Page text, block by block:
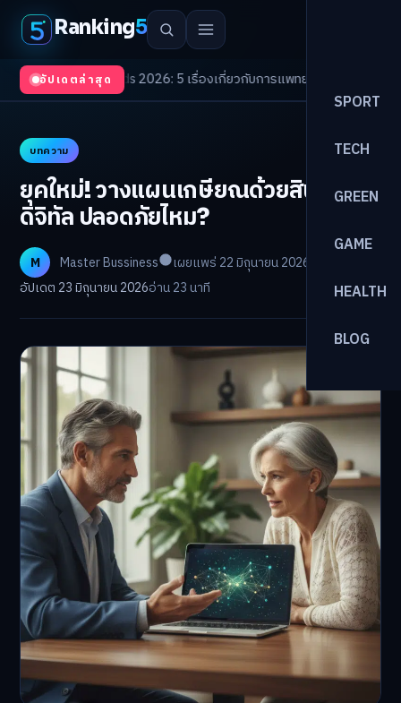
Ranking5
SPORT
TECH
GREEN
GAME
HEALTH
BLOG
อัปเดตล่าสุด
Trends 2026: 5 เรื่องเกี่ยวกับการแพทย์ที่ควรรู้/ดอกเบี้ยขาขึ้นรอบใหม่
บทความ
ยุคใหม่! วางแผนเกษียณด้วยสินทรัพย์
ดิจิทัล ปลอดภัยไหม?
M Master Bussiness
เผยแพร่ 22 มิถุนายน 2026
อัปเดต 23 มิถุนายน 2026อ่าน 23 นาที